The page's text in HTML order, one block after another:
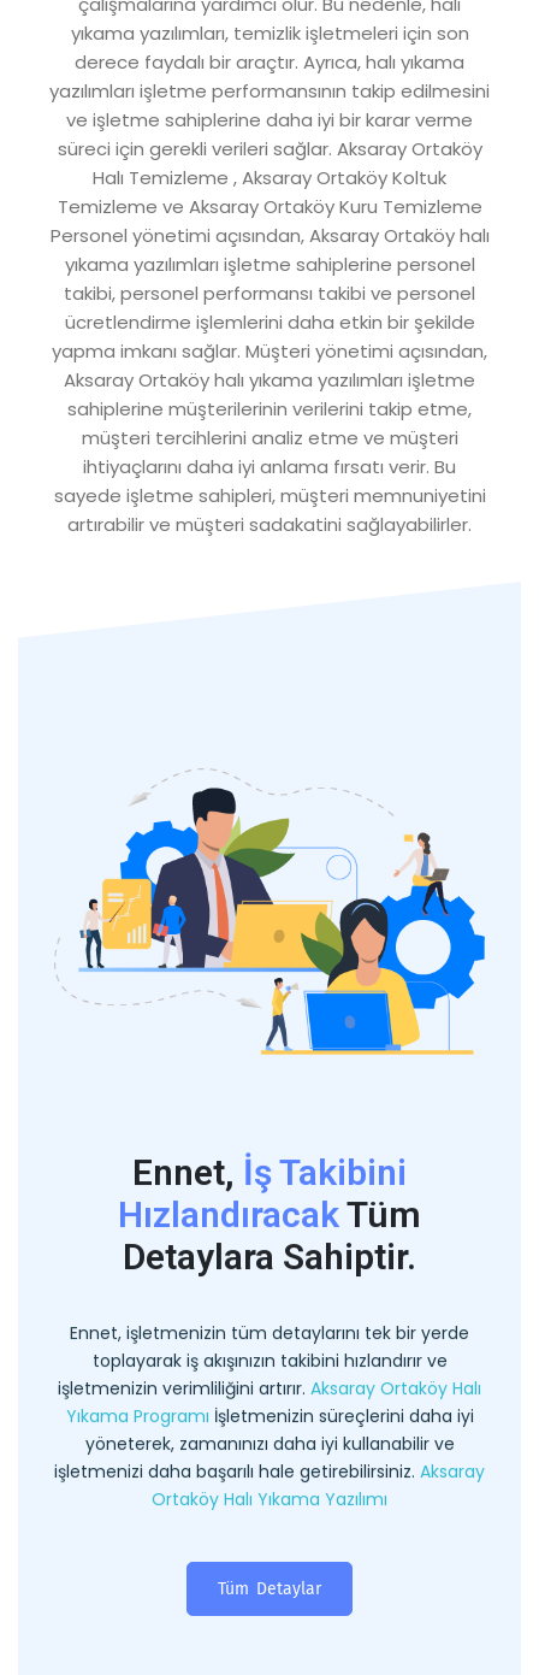
yıkama yazılımları, temizlik işletmeleri için son
derece faydalı bir araçtır. Ayrıca, halı yıkama
yazılımları işletme performansının takip edilmesini
ve işletme sahiplerine daha iyi bir karar verme
süreci için gerekli verileri sağlar. Aksaray Ortaköy
Halı Temizleme , Aksaray Ortaköy Koltuk
Temizleme ve Aksaray Ortaköy Kuru Temizleme
Personel yönetimi açısından, Aksaray Ortaköy halı
yıkama yazılımları işletme sahiplerine personel
takibi, personel performansı takibi ve personel
ücretlendirme işlemlerini daha etkin bir şekilde
yapma imkanı sağlar. Müşteri yönetimi açısından,
Aksaray Ortaköy halı yıkama yazılımları işletme
sahiplerine müşterilerinin verilerini takip etme,
müşteri tercihlerini analiz etme ve müşteri
ihtiyaçlarını daha iyi anlama fırsatı verir. Bu
sayede işletme sahipleri, müşteri memnuniyetini
artırabilir ve müşteri sadakatini sağlayabilirler.
Ennet, İş Takibini
HızlandıracakTüm
Detaylara Sahiptir.
Ennet, işletmenizin tüm detaylarını tek bir yerde
toplayarak iş akışınızın takibini hızlandırır ve
işletmenizin verimliliğini artırır. Aksaray Ortaköy Halı
Yıkama Programı İşletmenizin süreçlerini daha iyi
yöneterek, zamanınızı daha iyi kullanabilir ve
işletmenizi daha başarılı hale getirebilirsiniz. Aksaray
Ortaköy Halı Yıkama Yazılımı
Tüm Detaylar